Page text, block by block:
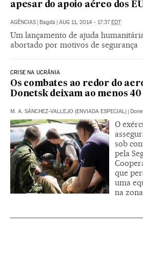
apesar do apoio aéreo dos
AGÊNCIAS Bagdá AUG 11, 2014 - 17:37 EDT
Um lançamento de ajuda
abortado por motivos de segurança
CRISE NA UCRÂNIA
Os combates ao redor do
Donetsk deixam ao menos
M. A. SÁNCHEZ-VALLEJO (ENVIADA ESPECIAL)
O
sob
pela
que
uma
na zona